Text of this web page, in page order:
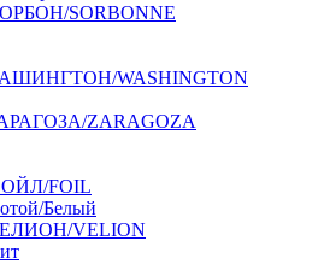
SORBONNE
ВАШИНГТОН/WASHINGTON
ZARAGOZA
FOIL
Белый
VELION